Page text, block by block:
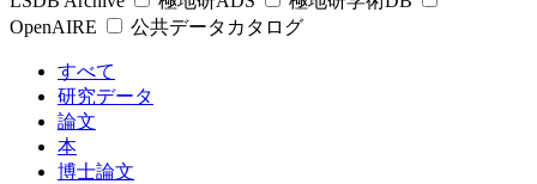
OpenAIRE
公共データカタログ
すべて
研究データ
論文
本
博士論文